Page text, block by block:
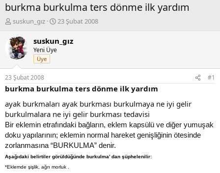
burkma burkulma ters dönme ilk yardım
K
n
b
u
y
u
b
a
l
a
t
a
n
suskun_gız
B
ş
ı
ç
a
r
i
h
i
23 Şubat 2008
suskun_gız
Yeni Üye
Üye
23 Şubat 2008 #1
burkma burkulma ters dönme ilk yardım
ayak burkmaları ayak burkması burkulmaya ne iyi gelir
burkulmalara ne iyi gelir burkması tedavisi
Bir eklemin etrafındaki bağların, eklem kapsülü ve diğer yumuşak
doku yapılarının; eklemin normal hareket genişliğinin ötesinde
zorlanmasına “BURKULMA” denir.
Aşağıdaki belirtiler görüldüğünde burkulma’ dan şüphelenilir:
*Eklemde şişlik, ağrı morluk .